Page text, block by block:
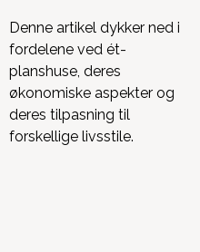
Denne artikel dykker ned i
fordelene ved ét-
planshuse, deres
økonomiske aspekter og
deres tilpasning til
forskellige livsstile.